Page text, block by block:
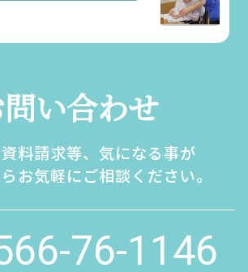
い合わせ
料請求等、気になる事が
お気軽にご相談ください。
76-1146